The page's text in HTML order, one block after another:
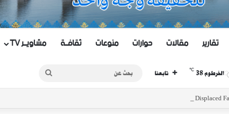
تقارير مقالات حوارات منوعات ثقافــة مشاويــر TV
الخرطوم 38
℃
تابعنا بحث
عن
Initiatives to Support Food Security for Displaced